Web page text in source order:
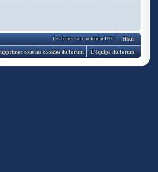
Haut
Les heures sont au format UTC
L’équipe du forum
tous les cookies du forum